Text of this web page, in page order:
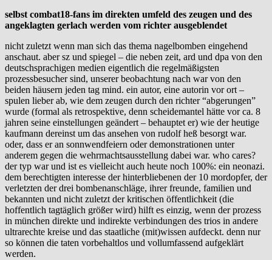
selbst combat18-fans im direkten umfeld des zeugen und des
angeklagten gerlach werden vom richter ausgeblendet
nicht zuletzt wenn man sich das thema nagelbomben eingehend
anschaut. aber sz und spiegel – die neben zeit, ard und dpa von den
deutschsprachigen medien eigentlich die regelmäßigsten
prozessbesucher sind, unserer beobachtung nach war von den
beiden häusern jeden tag mind. ein autor, eine autorin vor ort –
spulen lieber ab, wie dem zeugen durch den richter “abgerungen”
wurde (formal als retrospektive, denn scheidemantel hätte vor ca. 8
jahren seine einstellungen geändert – behauptet er) wie der heutige
kaufmann dereinst um das ansehen von rudolf heß besorgt war.
oder, dass er an sonnwendfeiern oder demonstrationen unter
anderem gegen die wehrmachtsausstellung dabei war. who cares?
der typ war und ist es vielleicht auch heute noch 100%: ein neonazi.
dem berechtigten interesse der hinterbliebenen der 10 mordopfer, der
verletzten der drei bombenanschläge, ihrer freunde, familien und
bekannten und nicht zuletzt der kritischen öffentlichkeit (die
hoffentlich tagtäglich größer wird) hilft es einzig, wenn der prozess
in münchen direkte und indirekte verbindungen des trios in andere
ultrarechte kreise und das staatliche (mit)wissen aufdeckt. denn nur
so können die taten vorbehaltlos und vollumfassend aufgeklärt
werden.